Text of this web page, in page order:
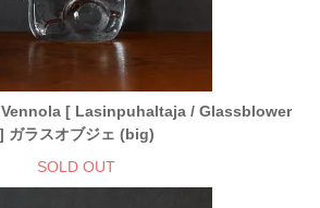
[ Lasinpuhaltaja / Glassblower
] ガラスオブジェ (big)
SOLD OUT